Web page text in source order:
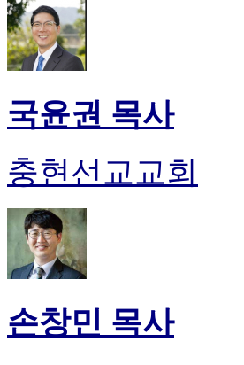
국윤권 목사
충현선교교회
손창민 목사